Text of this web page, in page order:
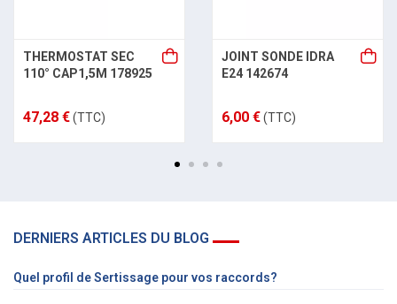
THERMOSTAT SEC
110° CAP1,5M 178925
47,28 €(TTC)
JOINT SONDE IDRA
E24 142674
6,00 €(TTC)
DERNIERS ARTICLES DU BLOG
Quel profil de Sertissage pour vos raccords?